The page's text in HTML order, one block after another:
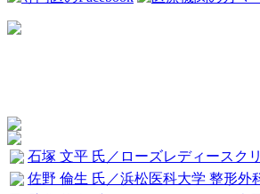
石塚 文平 氏／ローズレディースク
佐野 倫生 氏／浜松医科大学 整形外